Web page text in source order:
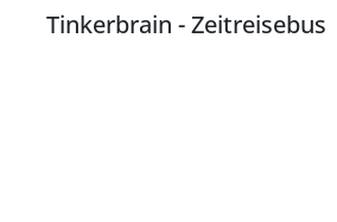
Tinkerbrain - Zeitreisebus